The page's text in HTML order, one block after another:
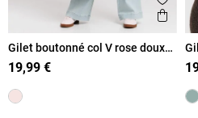
Gilet boutonné col V rose doux
femme
19,99 €